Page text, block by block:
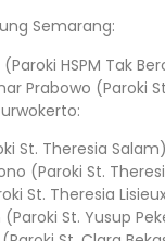
Semarang:
HSPM Tak
Prabowo (Paroki
St. Theresia Salam)
(Paroki St.
St. Theresia
St. Yusup